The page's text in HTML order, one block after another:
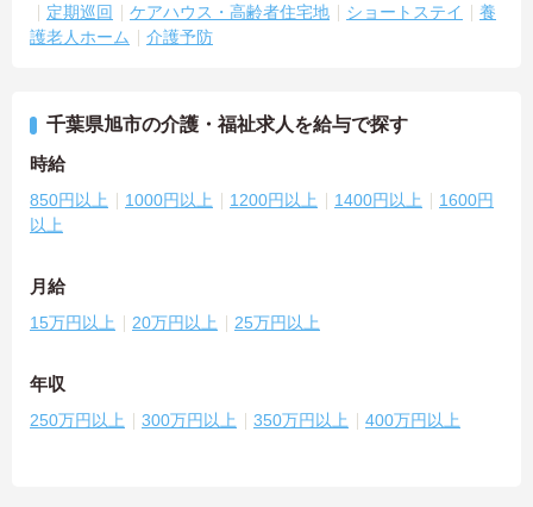
定期巡回
ケアハウス・高齢者住宅地 ショートステイ
養
護老人ホーム
介護予防
千葉県旭市の介護・福祉求人を給与で探す
時給
850円以上 1000円以上 1200円以上 1400円以上
1600円
以上
月給
15万円以上 20万円以上 25万円以上
年収
250万円以上 300万円以上 350万円以上 400万円以上